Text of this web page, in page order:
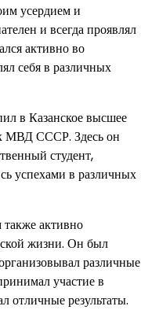
усердием и
и всегда проявлял
активно во
себя в различных
в Казанское высшее
МВД СССР. Здесь он
студент,
успехами в различных
активно
жизни. Он был
различные
участие в
отличные результаты.